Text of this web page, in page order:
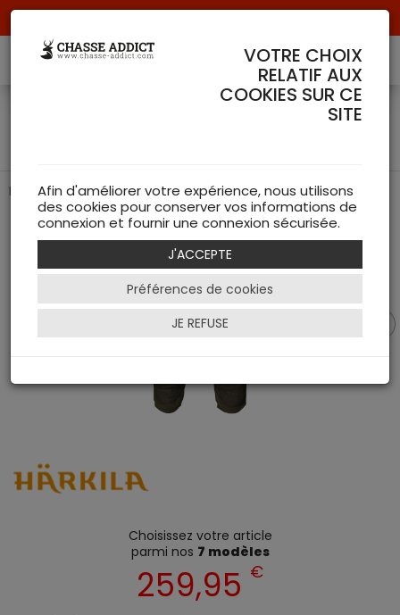
Breeks Compact Logmar
Parfait pour une Chasse Confortable et Efficace
Choisissez votre article
parmi nos 7 modèles
259,95 €
VOTRE CHOIX
RELATIF AUX
COOKIES SUR CE
SITE
Afin d'améliorer votre expérience, nous utilisons
des cookies pour conserver vos informations de
connexion et fournir une connexion sécurisée.
J'ACCEPTE
Préférences de cookies
JE REFUSE